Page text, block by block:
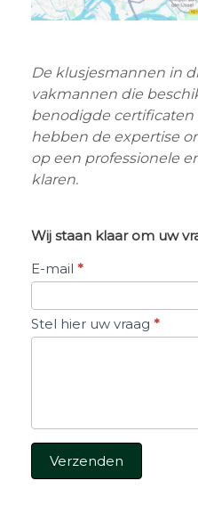
De klusjesmannen in
vakmannen die
benodigde certificaten
hebben de expertise
op een professionele
klaren.
Wij staan klaar om uw
Stel
vraag
E-mail *
Stel hier uw vraag *
Verzenden